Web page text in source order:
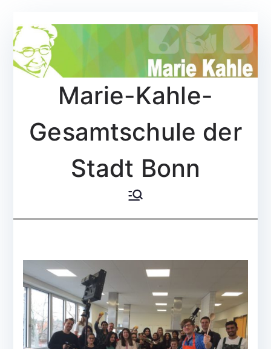
Inhalt
springen
Marie-Kahle-
Gesamtschule der
Stadt Bonn